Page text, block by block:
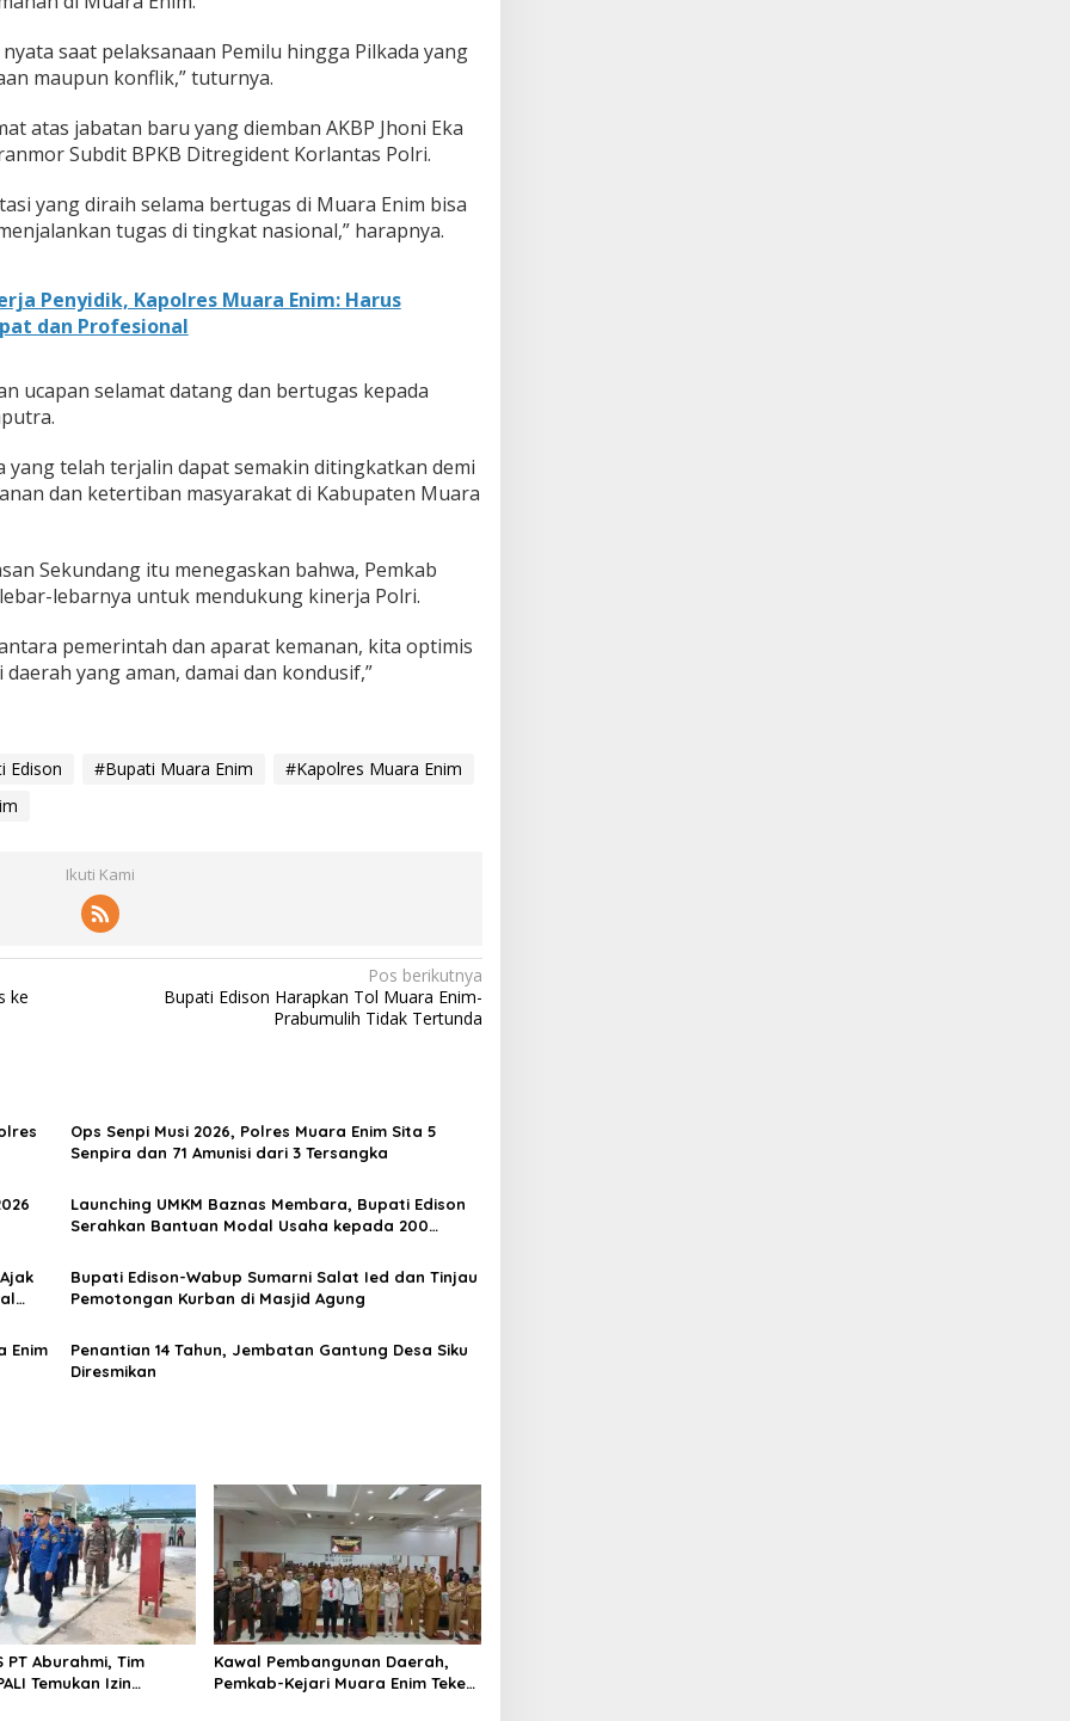
saat pelaksanaan Pemilu hingga Pilkada yang
maupun konflik,” tuturnya.
atas jabatan baru yang diemban AKBP Jhoni Eka
Subdit BPKB Ditregident Korlantas Polri.
yang diraih selama bertugas di Muara Enim bisa
tugas di tingkat nasional,” harapnya.
Penyidik, Kapolres Muara Enim: Harus
dan Profesional
ucapan selamat datang dan bertugas kepada
yang telah terjalin dapat semakin ditingkatkan demi
dan ketertiban masyarakat di Kabupaten Muara
Sekundang itu menegaskan bahwa, Pemkab
lebarnya untuk mendukung kinerja Polri.
pemerintah dan aparat kemanan, kita optimis
yang aman, damai dan kondusif,”
Edison #Bupati Muara Enim
#Kapolres Muara Enim
Ikuti Kami
ke
Pos berikutnya
Bupati Edison Harapkan Tol Muara Enim-
Prabumulih Tidak Tertunda
Ops Senpi Musi 2026, Polres Muara Enim Sita 5
Senpira dan 71 Amunisi dari 3 Tersangka
Launching UMKM Baznas Membara, Bupati Edison
Serahkan Bantuan Modal Usaha kepada 200
Bupati Edison-Wabup Sumarni Salat Ied dan Tinjau
Pemotongan Kurban di Masjid Agung
Enim
Penantian 14 Tahun, Jembatan Gantung Desa Siku
Diresmikan
PT Aburahmi, Tim
Temukan Izin
Kawal Pembangunan Daerah,
Pemkab-Kejari Muara Enim Teken